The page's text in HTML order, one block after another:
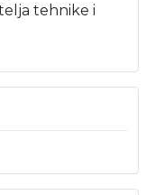
tehnike i